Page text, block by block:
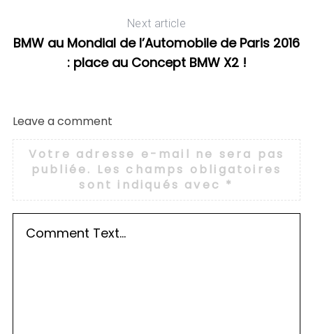
Next article
BMW au Mondial de l’Automobile de Paris 2016
: place au Concept BMW X2 !
Leave a comment
Votre adresse e-mail ne sera pas
publiée. Les champs obligatoires
sont indiqués avec *